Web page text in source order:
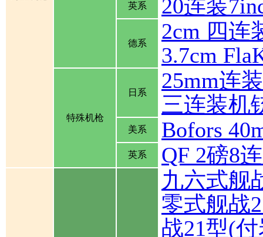
英系 20连装
德系
2cm 四连
3.7cm
特殊机枪
日系
25mm连
三连装机
美系 Bofors
英系 QF 2磅8
九六式舰
零式舰战
战21型(